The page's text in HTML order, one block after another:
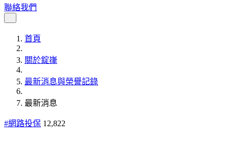
聯絡我們
首頁
關於錠嵂
最新消息與榮譽記錄
最新消息
#網路投保 12,822